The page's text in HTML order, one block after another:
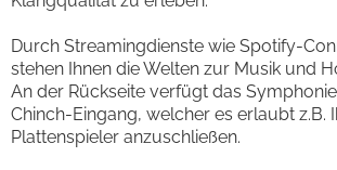
Durch Streamingdienste wie Spotify-
stehen Ihnen die Welten zur Musik und
An der Rückseite verfügt das
Chinch-Eingang, welcher es erlaubt z.B.
Plattenspieler anzuschließen.